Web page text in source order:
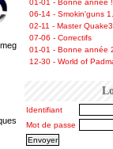
01-01 - Bonne année !
06-14 - Smokin'guns
02-11 - Master Quake3
07-06 - Correctifs
01-01 - Bonne année
12-30 - World of
Identifiant
Mot de passe